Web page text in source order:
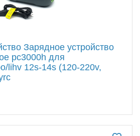
Зарядное устройство
pc3000h для
lihv 12s-14s (120-220v,